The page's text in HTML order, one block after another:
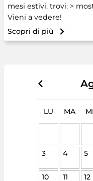
mesi estivi, trovi: >
Vieni a vedere!
Scopri di più
LU MA
3 4 5
10 11 12